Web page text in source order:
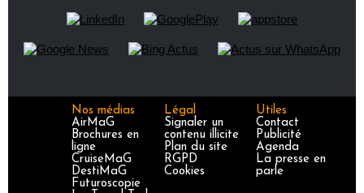
Nos médias
AirMaG
Brochures en
ligne
CruiseMaG
DestiMaG
Futuroscopie
Légal
Signaler un
contenu illicite
Plan du site
RGPD
Cookies
Utiles
Contact
Publicité
Agenda
La presse en
parle